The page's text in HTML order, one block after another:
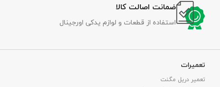
ضمانت اصالت کالا
استفاده از قطعات و لوازم یدکی اورجینال
تعمیرات
تعمیر دریل مگنت